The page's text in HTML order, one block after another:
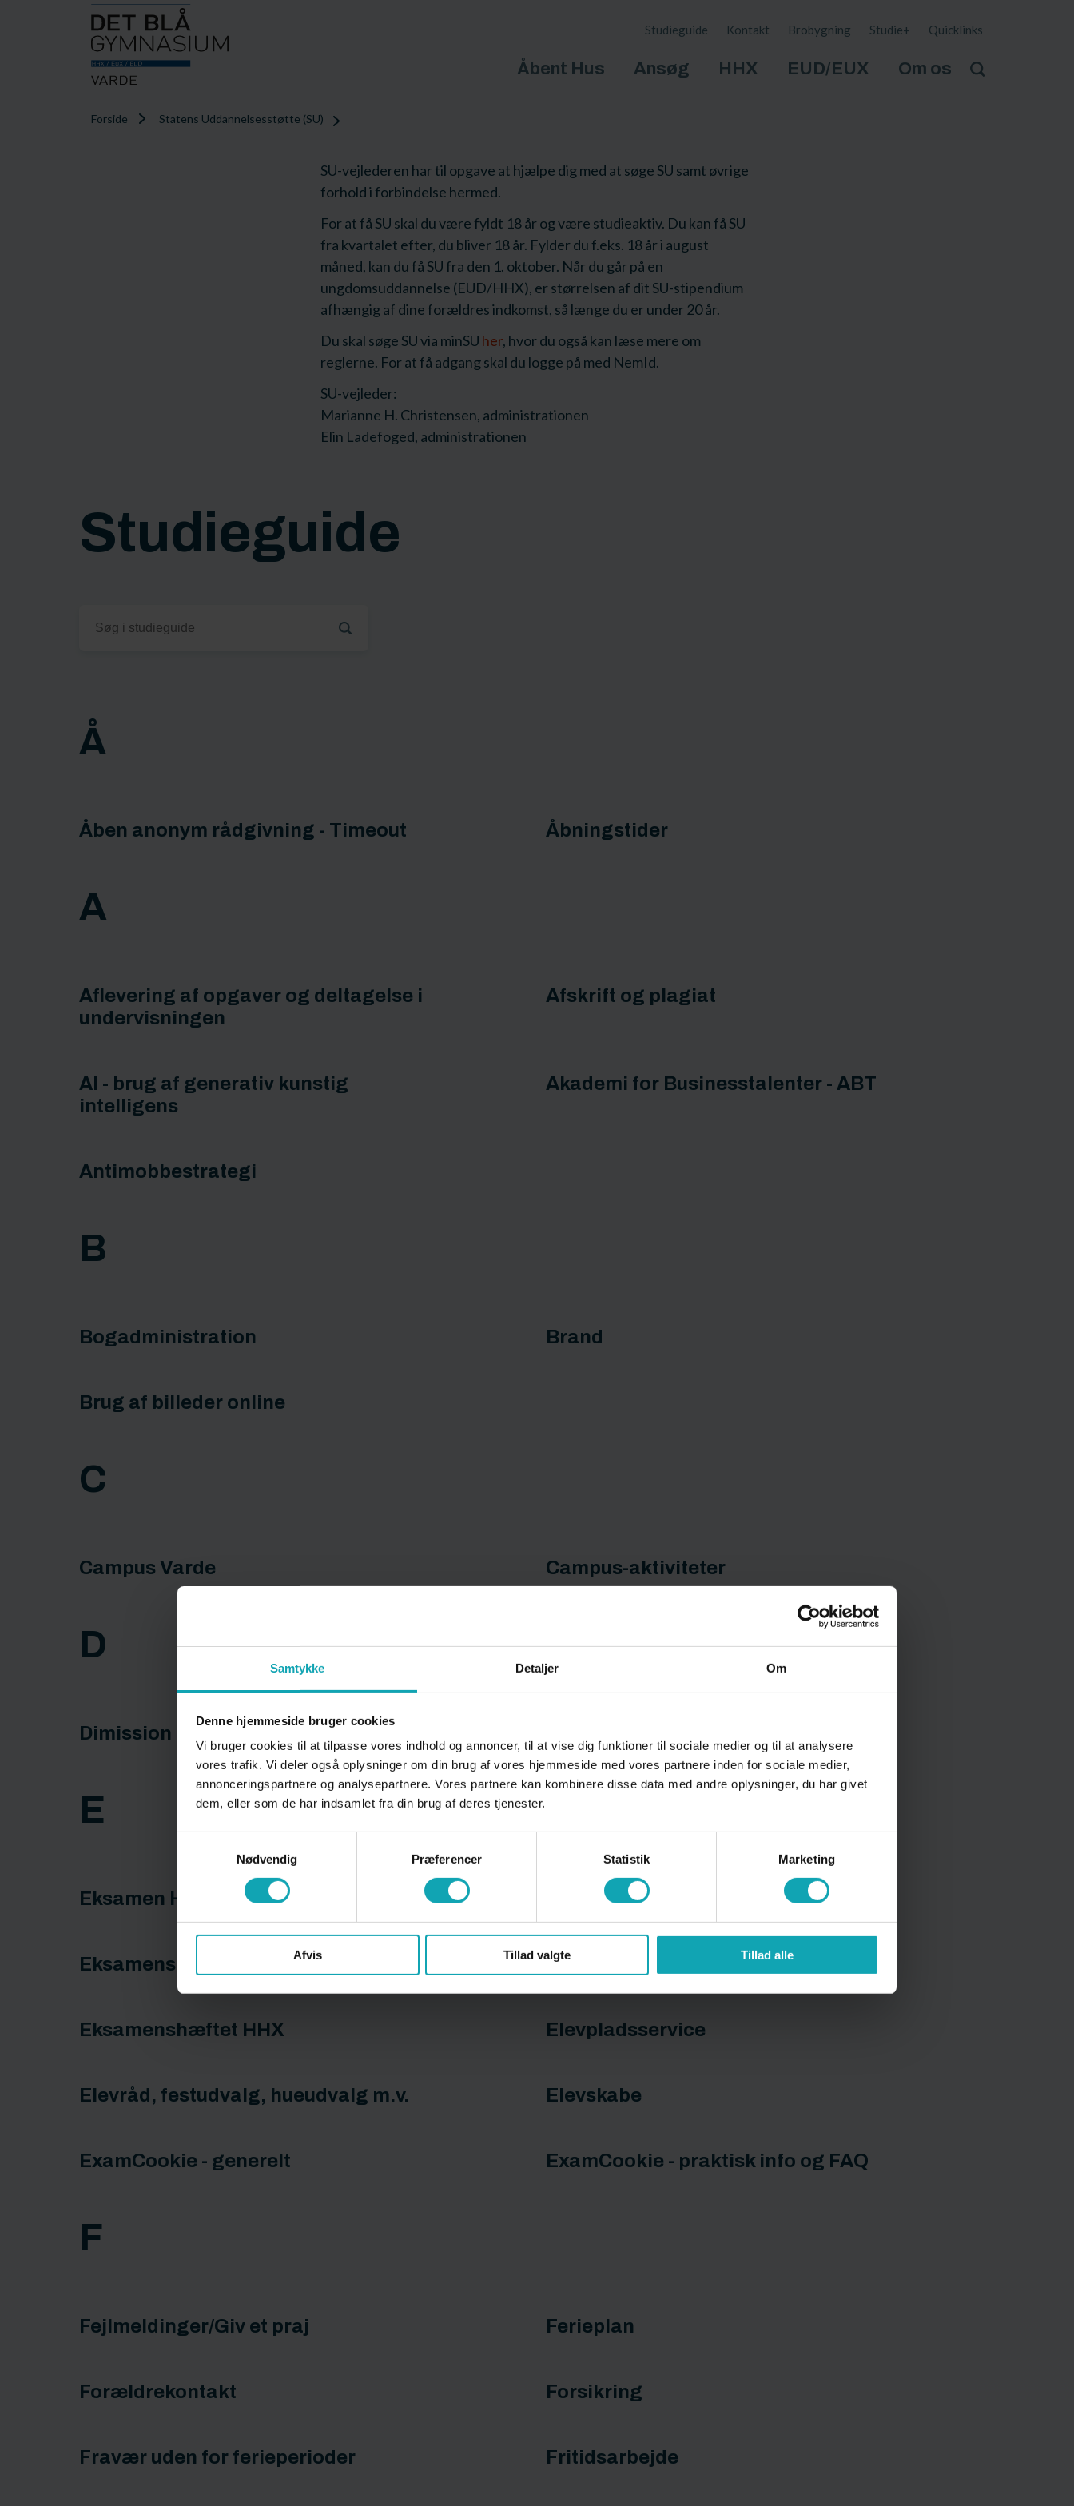
Samtykke Detaljer Om
Denne hjemmeside bruger cookies
Vi bruger cookies til at tilpasse vores indhold og annoncer, til at vise dig funktioner til sociale medier og til at analysere
vores trafik. Vi deler også oplysninger om din brug af vores hjemmeside med vores partnere inden for sociale medier,
annonceringspartnere og analysepartnere. Vores partnere kan kombinere disse data med andre oplysninger, du har givet
dem, eller som de har indsamlet fra din brug af deres tjenester.
Nødvendig
Præferencer Statistik Marketing
Afvis Tillad valgte Tillad alle
Studieguide Kontakt Brobygning Studie+ Quicklinks
Åbent Hus Ansøg HHX EUD/EUX Om os
Forside Statens Uddannelsesstøtte (SU)
SU-vejlederen har til opgave at hjælpe dig med at søge SU samt øvrige
forhold i forbindelse hermed.
For at få SU skal du være fyldt 18 år og være studieaktiv. Du kan få SU
fra kvartalet efter, du bliver 18 år. Fylder du f.eks. 18 år i august
måned, kan du få SU fra den 1. oktober. Når du går på en
ungdomsuddannelse (EUD/HHX), er størrelsen af dit SU-stipendium
afhængig af dine forældres indkomst, så længe du er under 20 år.
Du skal søge SU via minSU her, hvor du også kan læse mere om
reglerne. For at få adgang skal du logge på med NemId.
SU-vejleder:
Marianne H. Christensen, administrationen
Elin Ladefoged, administrationen
Studieguide
Å
Åben anonym rådgivning - Timeout Åbningstider
A
Aflevering af opgaver og deltagelse i
undervisningen
Afskrift og plagiat
AI - brug af generativ kunstig
intelligens
Akademi for Businesstalenter - ABT
Antimobbestrategi
B
Bogadministration Brand
Brug af billeder online
C
Campus Varde Campus-aktiviteter
D
Dimission
E
Eksamen HHX - grundforløbet Eksamen HHX - SOP
Eksamensangst Eksamenshæftet EUD
Eksamenshæftet HHX Elevpladsservice
Elevråd, festudvalg, hueudvalg m.v. Elevskabe
ExamCookie - generelt ExamCookie - praktisk info og FAQ
F
Fejlmeldinger/Giv et praj Ferieplan
Forældrekontakt Forsikring
Fravær uden for ferieperioder Fritidsarbejde